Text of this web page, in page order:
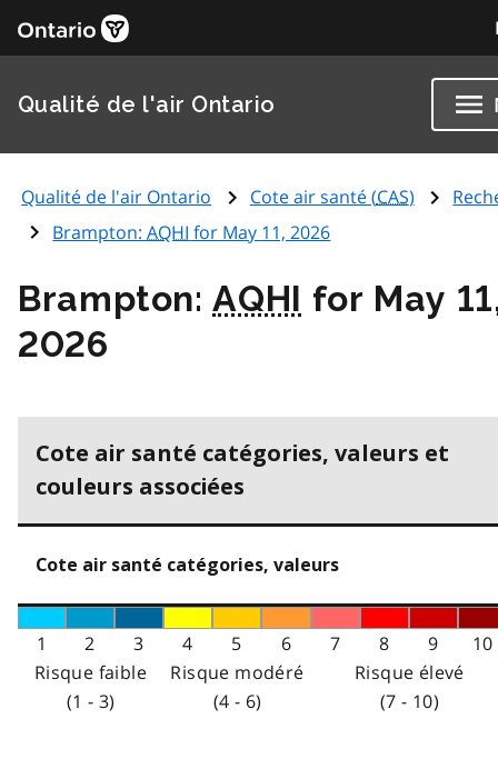
Qualité de l'air Ontario
Qualité de l'air Ontario Cote air santé (CAS)
Brampton:AQHI for May 11, 2026
Brampton:AQHI for May
2026
Cote air santé catégories, valeurs et
couleurs associées
Cote air santé catégories, valeurs
1 2 3 4 5 6 7 8 9
10
Risque faible
(1 - 3)
Risque modéré
(4 - 6)
Risque élevé
(7 - 10)